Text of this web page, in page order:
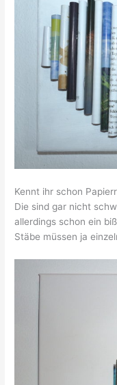
Kennt ihr schon
Die sind gar nicht
allerdings schon ein
Stäbe müssen ja